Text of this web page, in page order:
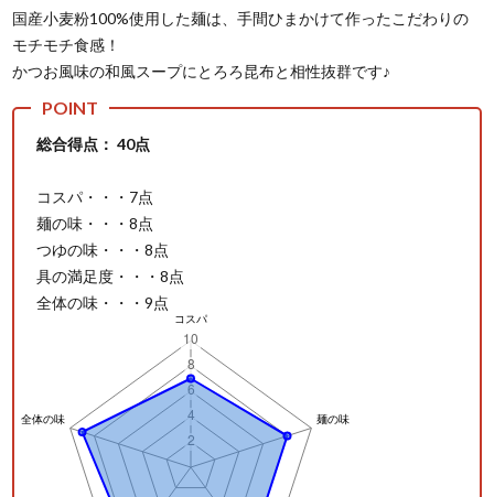
国産小麦粉100%使用した麺は、手間ひまかけて作ったこだわりの
モチモチ食感！
かつお風味の和風スープにとろろ昆布と相性抜群です♪
総合得点： 40点
コスパ・・・7点
麺の味・・・8点
つゆの味・・・8点
具の満足度・・・8点
全体の味・・・9点